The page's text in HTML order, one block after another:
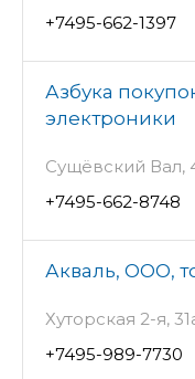
+7495-662-1397
Азбука
электроники
Сущёвский Вал,
+7495-662-8748
Акваль, ООО,
Хуторская 2-я,
+7495-989-7730